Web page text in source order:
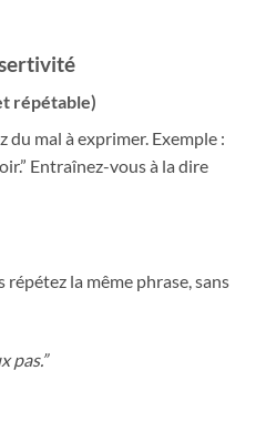
répétable)
du mal à exprimer. Exemple :
Entraînez-vous à la dire
la même phrase, sans
pas.”